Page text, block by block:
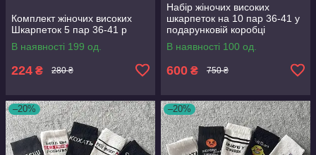
Комплект жіночих високих
Шкарпеток 5 пар 36-41 р
В наявності 199 од.
224 ₴ 280 ₴
Набір жіночих високих
шкарпеток на 10 пар 36-41 у
подарунковій коробці
В наявності 100 од.
600 ₴ 750 ₴
–20% –20%